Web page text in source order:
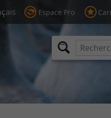
Espace Pro